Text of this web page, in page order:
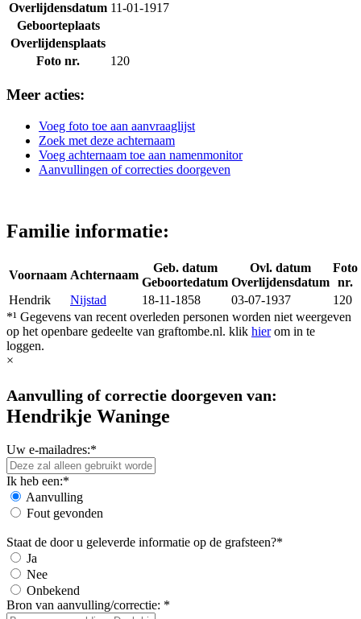
Overlijdensdatum 11-01-1917
Geboorteplaats
Overlijdensplaats
Foto nr.
120
Meer acties:
Voeg foto toe aan aanvraaglijst
Zoek met deze achternaam
Voeg achternaam toe aan namenmonitor
Aanvullingen of correcties doorgeven
Familie informatie:
Voornaam Achternaam
Geb. datum
Geboortedatum
Ovl. datum
Overlijdensdatum
Foto
nr.
Hendrik
Nijstad 18-11-1858 03-07-1937
120
*¹ Gegevens van recent overleden personen worden niet weergeven
op het openbare gedeelte van graftombe.nl. klik hierom in te
loggen.
×
Aanvulling of correctie doorgeven van:
Hendrikje Waninge
Uw e-mailadres:*
Ik heb een:*
Aanvulling
Fout gevonden
Staat de door u geleverde informatie op de grafsteen?*
Ja
Nee
Onbekend
Bron van aanvulling/correctie: *